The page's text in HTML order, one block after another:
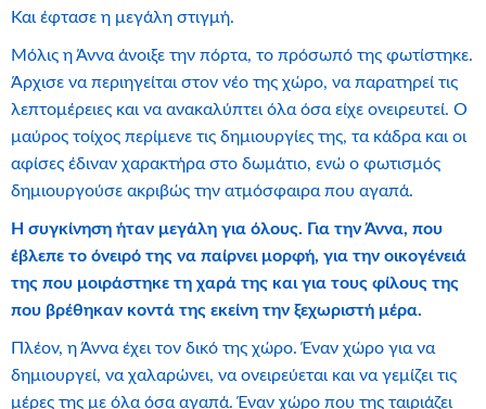
Και έφτασε η μεγάλη στιγμή.
Μόλις η Άννα άνοιξε την πόρτα, το πρόσωπό της φωτίστηκε.
Άρχισε να περιηγείται στον νέο της χώρο, να παρατηρεί τις
λεπτομέρειες και να ανακαλύπτει όλα όσα είχε ονειρευτεί. Ο
μαύρος τοίχος περίμενε τις δημιουργίες της, τα κάδρα και οι
αφίσες έδιναν χαρακτήρα στο δωμάτιο, ενώ ο φωτισμός
δημιουργούσε ακριβώς την ατμόσφαιρα που αγαπά.
Η συγκίνηση ήταν μεγάλη για όλους. Για την Άννα, που
έβλεπε το όνειρό της να παίρνει μορφή, για την οικογένειά
της που μοιράστηκε τη χαρά της και για τους φίλους της
που βρέθηκαν κοντά της εκείνη την ξεχωριστή μέρα.
Πλέον, η Άννα έχει τον δικό της χώρο. Έναν χώρο για να
δημιουργεί, να χαλαρώνει, να ονειρεύεται και να γεμίζει τις
μέρες της με όλα όσα αγαπά. Έναν χώρο που της ταιριάζει